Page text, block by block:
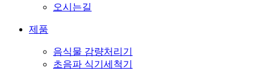
오시는길
제품
음식물 감량처리기
초음파 식기세척기